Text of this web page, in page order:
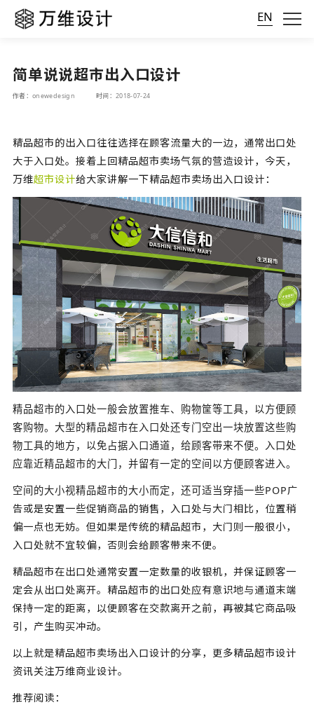
EN
简单说说超市出入口设计
作者：onewedesign 时间：2018-07-24
精品超市的出入口往往选择在顾客流量大的一边，通常出口处
大于入口处。接着上回精品超市卖场气氛的营造设计，今天，
万维超市设计给大家讲解一下精品超市卖场出入口设计：
精品超市的入口处一般会放置推车、购物筐等工具，以方便顾
客购物。大型的精品超市在入口处还专门空出一块放置这些购
物工具的地方，以免占据入口通道，给顾客带来不便。入口处
应靠近精品超市的大门，并留有一定的空间以方便顾客进入。
空间的大小视精品超市的大小而定，还可适当穿插一些POP广
告或是安置一些促销商品的销售，入口处与大门相比，位置稍
偏一点也无妨。但如果是传统的精品超市，大门则一般很小，
入口处就不宜较偏，否则会给顾客带来不便。
精品超市在出口处通常安置一定数量的收银机，并保证顾客一
定会从出口处离开。精品超市的出口处应有意识地与通道末端
保持一定的距离，以便顾客在交款离开之前，再被其它商品吸
引，产生购买冲动。
以上就是精品超市卖场出入口设计的分享，更多精品超市设计
资讯关注万维商业设计。
推荐阅读：